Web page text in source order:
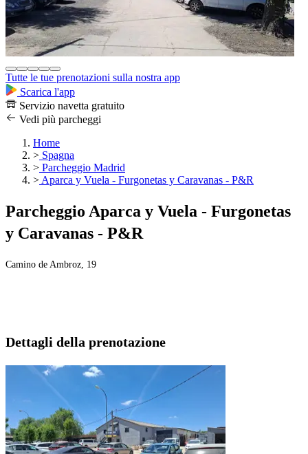
Tutte le tue prenotazioni sulla nostra app
Scarica l'app
Servizio navetta gratuito
Vedi più parcheggi
Home
> Spagna
> Parcheggio Madrid
> Aparca y Vuela - Furgonetas y Caravanas - P&R
Parcheggio Aparca y Vuela - Furgonetas
y Caravanas - P&R
Camino de Ambroz, 19
Dettagli della prenotazione